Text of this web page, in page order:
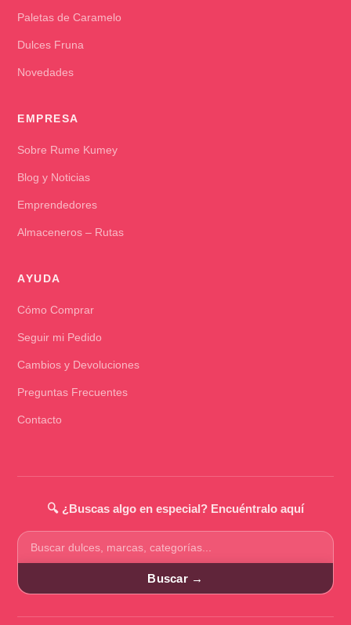
Paletas de Caramelo
Dulces Fruna
Novedades
EMPRESA
Sobre Rume Kumey
Blog y Noticias
Emprendedores
Almaceneros – Rutas
AYUDA
Cómo Comprar
Seguir mi Pedido
Cambios y Devoluciones
Preguntas Frecuentes
Contacto
🔍 ¿Buscas algo en especial? Encuéntralo aquí
Buscar
productos
Buscar →